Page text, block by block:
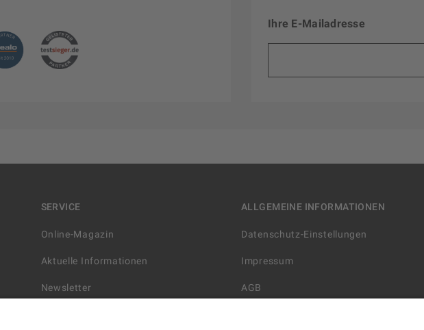
Ihre E-Mailadresse
SERVICE
Online-Magazin
Aktuelle Informationen
Newsletter
ALLGEMEINE INFORMATIONEN
Datenschutz-Einstellungen
Impressum
AGB